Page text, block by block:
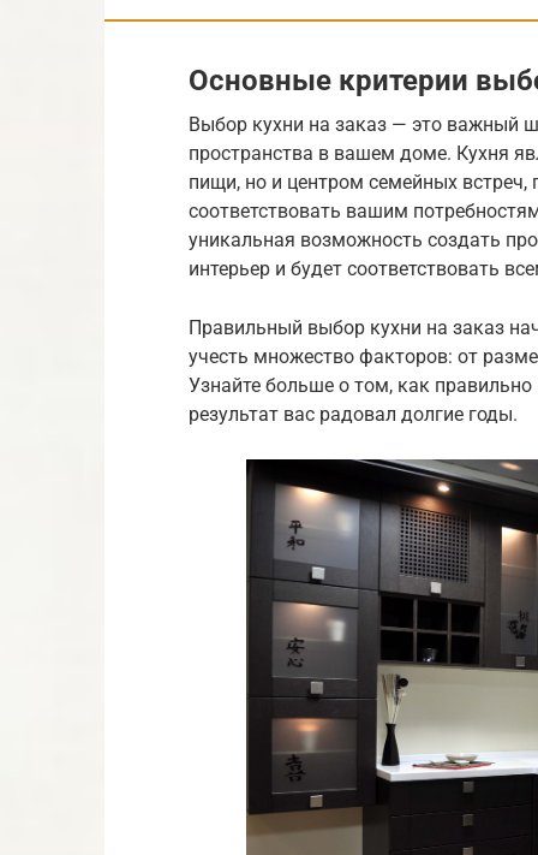
Основные критерии
Выбор кухни на заказ — это важный
пространства в вашем доме. Кухня
пищи, но и центром семейных
соответствовать вашим
уникальная возможность создать
интерьер и будет соответствовать
Правильный выбор кухни на заказ
учесть множество факторов: от
Узнайте больше о том, как
результат вас радовал долгие годы.